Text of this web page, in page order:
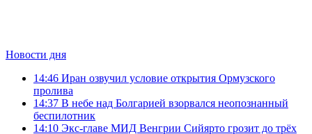
Новости дня
14:46 Иран озвучил условие открытия Ормузского
пролива
14:37 В небе над Болгарией взорвался неопознанный
беспилотник
14:10 Экс-главе МИД Венгрии Сийярто грозит до трёх